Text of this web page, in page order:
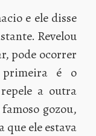
e ele disse
Revelou
pode ocorrer
primeira é o
a outra
gozou,
que ele estava